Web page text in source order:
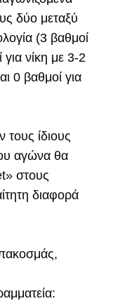
δύο μεταξύ
(3 βαθμοί
νίκη με 3-2
0 βαθμοί για
ίδιους
αγώνα θα
στους
διαφορά